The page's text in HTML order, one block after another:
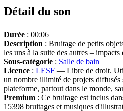
Détail du son
Durée : 00:06
Description : Bruitage de petits
les uns à la suite des autres – impacts
Sous-catégorie : Salle de bain
Licence : LESF — Libre de droit.
un nombre illimité de projets diffusés
plateforme, partout dans le monde,
Premium : Ce bruitage est inclus
15398 bruitages et musiques